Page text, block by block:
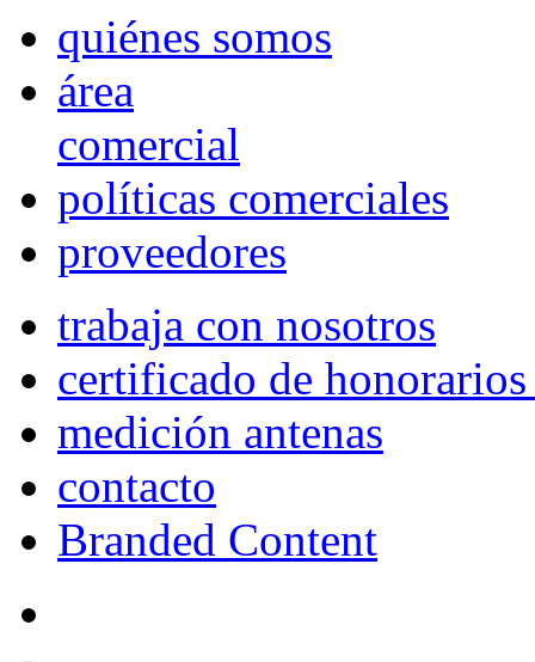
quiénes somos
área
comercial
políticas comerciales
proveedores
trabaja con nosotros
certificado de
medición antenas
contacto
Branded Content